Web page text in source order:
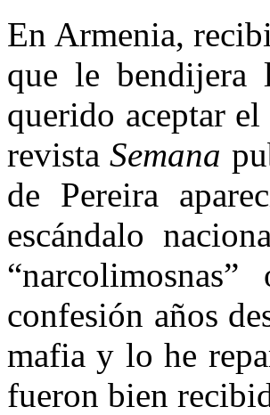
En Armenia,
que le bendijera
querido aceptar
revistaSemana
de Pereira
escándalo
confesión años
mafia y lo he
fueron bien